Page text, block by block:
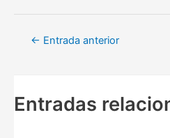
Navegación
← Entrada anterior
Entradas